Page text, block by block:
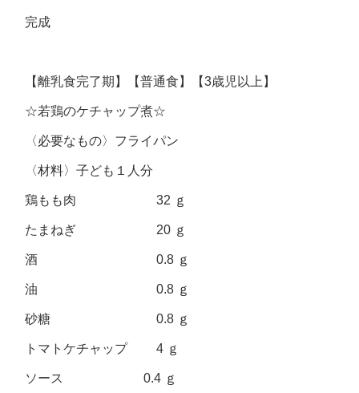
完成
【離乳食完了期】【普通食】【3歳児以上】
☆若鶏のケチャップ煮☆
〈必要なもの〉フライパン
〈材料〉子ども１人分
鶏もも肉 32 ｇ
たまねぎ 20 ｇ
酒 0.8 ｇ
油 0.8 ｇ
砂糖 0.8 ｇ
トマトケチャップ 4 ｇ
ソース 0.4 ｇ